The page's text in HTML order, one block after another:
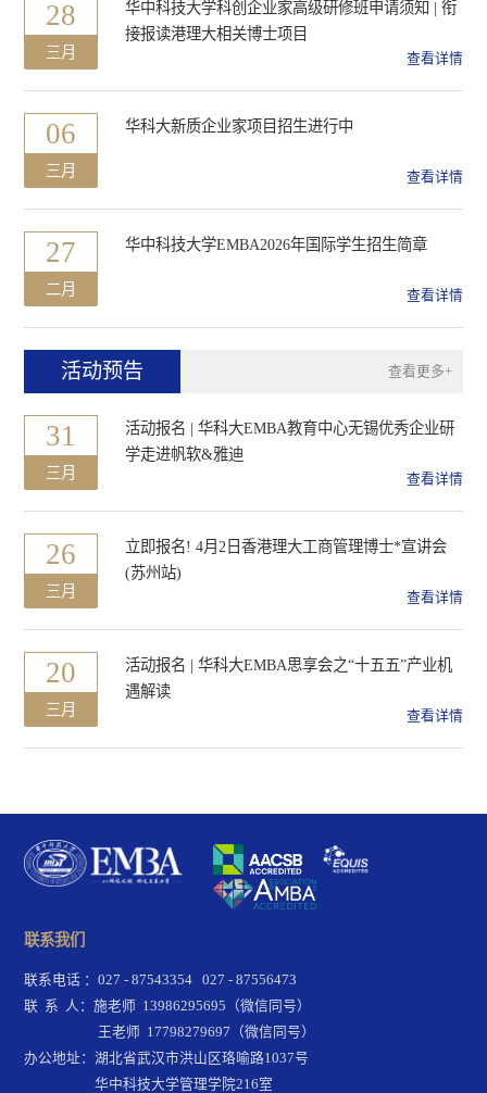
28
三月
华中科技大学科创企业家高级研修班申请须知 | 衔
接报读港理大相关博士项目
查看详情
06
三月
华科大新质企业家项目招生进行中
查看详情
27
二月
华中科技大学EMBA2026年国际学生招生简章
查看详情
活动预告 查看更多+
31
三月
活动报名 | 华科大EMBA教育中心无锡优秀企业研
学走进帆软&雅迪
查看详情
26
三月
立即报名! 4月2日香港理大工商管理博士*宣讲会
(苏州站)
查看详情
20
三月
活动报名 | 华科大EMBA思享会之“十五五”产业机
遇解读
查看详情
联系我们
联系电话 ：027 - 87543354 027 - 87556473
联 系 人：施老师 13986295695（微信同号）
王老师 17798279697（微信同号）
办公地址：湖北省武汉市洪山区珞喻路1037号
华中科技大学管理学院216室